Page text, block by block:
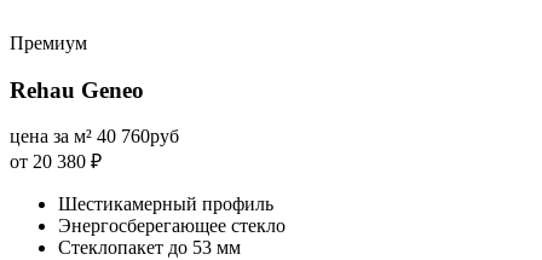
Премиум
Rehau Geneo
цена за м² 40 760руб
от 20 380 ₽
Шестикамерный профиль
Энергосберегающее стекло
Стеклопакет до 53 мм